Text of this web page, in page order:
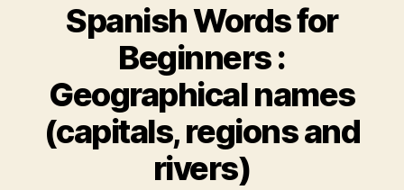
Spanish Words for
Beginners :
Geographical names
(capitals, regions and
rivers)